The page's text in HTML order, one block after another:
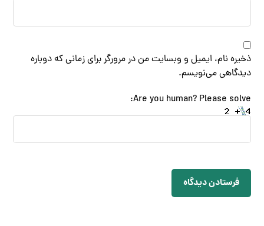
ذخیره نام، ایمیل و وبسایت من در مرورگر برای زمانی که دوباره
دیدگاهی می‌نویسم.
Are you human? Please solve:
فرستادن دیدگاه